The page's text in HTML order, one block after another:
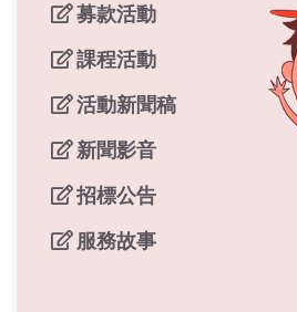
募款活動
課程活動
活動新聞稿
新聞影音
招標公告
服務故事